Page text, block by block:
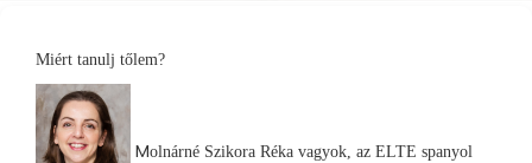
Miért tanulj tőlem?
Molnárné Szikora Réka vagyok, az ELTE spanyol